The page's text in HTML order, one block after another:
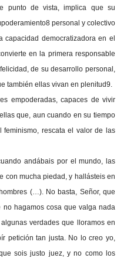
punto de vista, implica que su
personal y colectivo
democratizadora en el
en la primera responsable
de su desarrollo personal,
también ellas vivan en plenitud9.
empoderadas, capaces de vivir
que, aun cuando en su tiempo
rescata el valor de las
andábais por el mundo, las
con mucha piedad, y hallásteis en
(…). No basta, Señor, que
hagamos cosa que valga nada
verdades que lloramos en
petición tan justa. No lo creo yo,
sois justo juez, y no como los